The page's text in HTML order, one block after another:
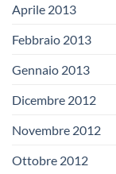
Aprile 2013
Febbraio 2013
Gennaio 2013
Dicembre 2012
Novembre 2012
Ottobre 2012